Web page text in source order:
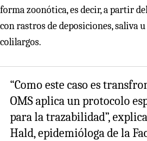
forma zoonótica, es decir, a partir
con rastros de deposiciones, saliva
colilargos.
“Como este caso es
OMS aplica un protocolo
para la trazabilidad”,
Hald, epidemióloga de la